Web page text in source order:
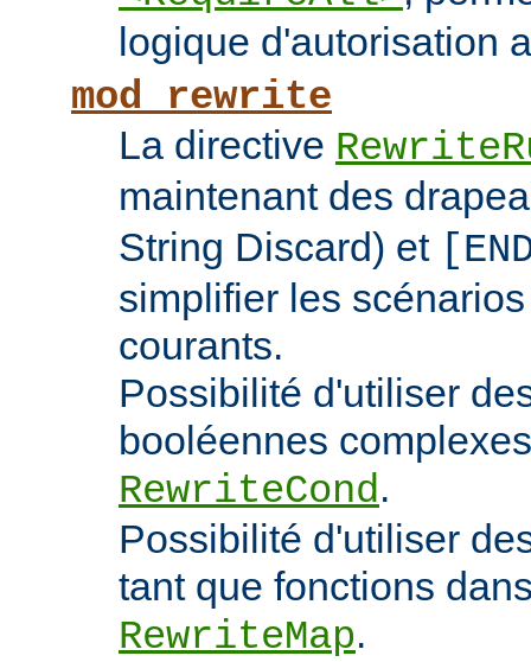
logique d'autorisation
mod_rewrite
La directive
maintenant des
String Discard) et
simplifier les
courants.
Possibilité d'utiliser
booléennes
RewriteCond.
Possibilité d'utiliser
tant que fonctions
RewriteMap.